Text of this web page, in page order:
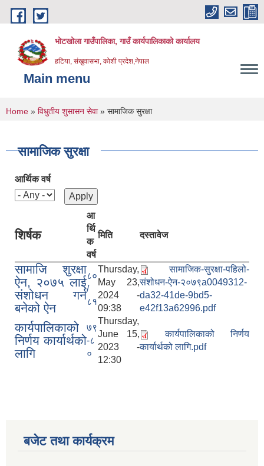
Skip to main content
भोटखोला गाउँपालिका, गाउँ कार्यपालिकाको कार्यालय
हटिया, संखुवासभा, कोशी प्रदेश,नेपाल
Main menu
You are here
Home » विधुतीय शुसासन सेवा» सामाजिक सुरक्षा
सामाजिक सुरक्षा
आर्थिक वर्ष
शिर्षक
आ
र्थि
क
वर्ष
मिति दस्तावेज
सामाजि शुरक्षा
ऐन, २०७५ लाई
संशोधन गर्न
बनेको ऐन
८०
/
८१
Thursday,
May 23,
2024 -
09:38
सामाजिक-सुरक्षा-पहिलो-
संशोधन-ऐन-२०७९a0049312-
da32-41de-9bd5-
e42f13a62996.pdf
कार्यपालिकाको
निर्णय कार्यार्थको
लागि
७९
-८
०
Thursday,
June 15,
2023 -
12:30
कार्यपालिकाको निर्णय
कार्यार्थको लागि.pdf
बजेट तथा कार्यक्रम